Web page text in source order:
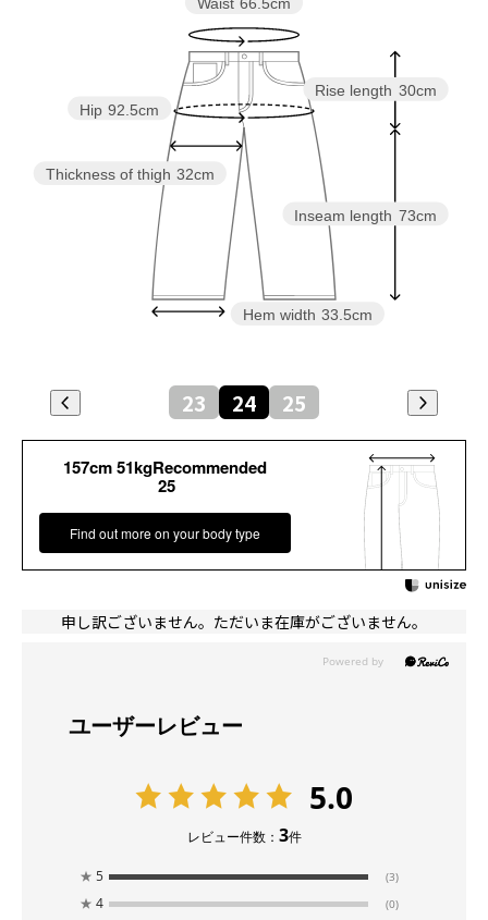
Inseam length 73cm
Rise length 30cm
Hem width 33.5cm
Thickness of thigh 32cm
Hip 92.5cm
Waist 66.5cm
23 24 25
157cm 51kgRecommended
25
Find out more on your body type
申し訳ございません。ただいま在庫がございません。
ユーザーレビュー
5.0
レビュー件数： 3件
★ 5 (3)
★ 4 (0)